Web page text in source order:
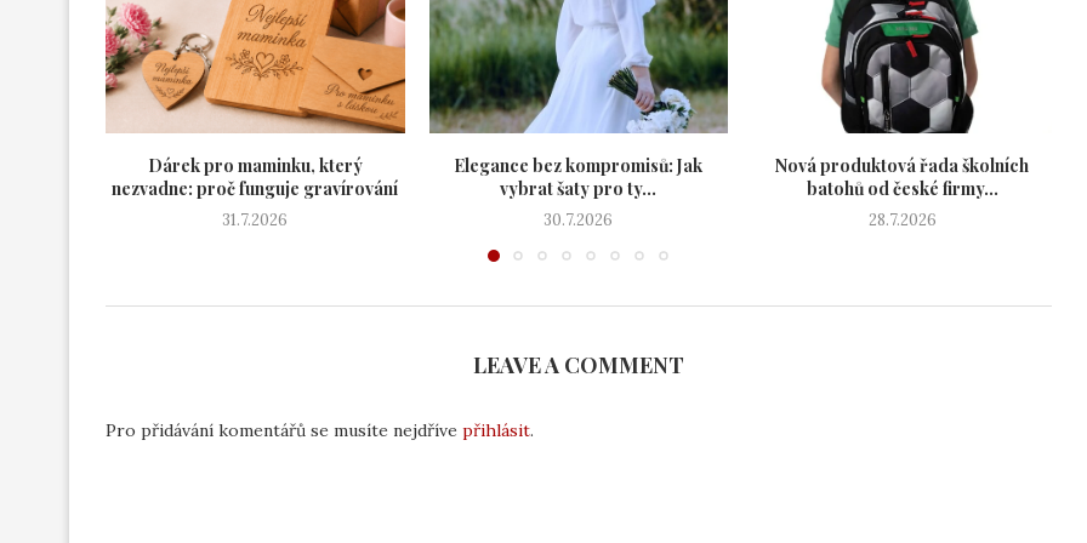
Dárek pro maminku, který
nezvadne: proč funguje gravírování
31.7.2026
Elegance bez kompromisů: Jak
vybrat šaty pro ty...
30.7.2026
Nová produktová řada školních
batohů od české firmy...
28.7.2026
LEAVE A COMMENT
Pro přidávání komentářů se musíte nejdříve přihlásit.